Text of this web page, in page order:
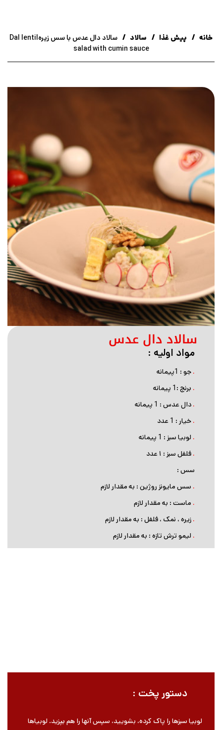
خانه پیش غذا سالاد
سالاد دال عدس با سس زیرهDal lentil
salad with cumin sauce
سالاد دال عدس
مواد اولیه :
. جو : 1پیمانه
. برنج :1 پیمانه
. دال عدس : 1 پیمانه
. خیار : 1 عدد
. لوبیا سبز : 1 پیمانه
. فلفل سبز : ۱ عدد
سس :
. سس مایونز روژین : به مقدار لازم
. ماست‏ : به مقدار لازم
. زیره ، نمک ، فلفل : به مقدار لازم
. لیمو ترش تازه : به مقدار لازم
دستور پخت :
لوبیا سبزها را پاک کرده، بشویید، سپس آنها را هم بپزید. لوبیاها